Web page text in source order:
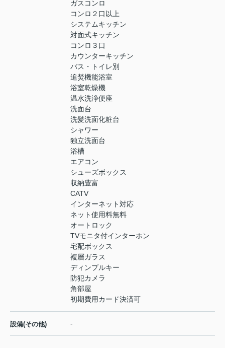
ガスコンロ
コンロ２口以上
システムキッチン
対面式キッチン
コンロ３口
カウンターキッチン
バス・トイレ別
追焚機能浴室
浴室乾燥機
温水洗浄便座
洗面台
洗髪洗面化粧台
シャワー
独立洗面台
浴槽
エアコン
シューズボックス
収納豊富
CATV
インターネット対応
ネット使用料無料
オートロック
TVモニタ付インターホン
宅配ボックス
複層ガラス
ディンプルキー
防犯カメラ
角部屋
初期費用カード決済可
設備(その他) -